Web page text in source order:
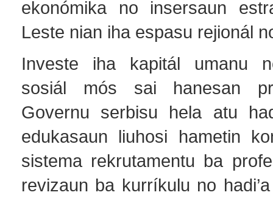
ekonómika no insersaun
Leste nian iha espasu rejionál
Investe iha kapitál umanu
sosiál mós sai hanesan
Governu serbisu hela atu
edukasaun liuhosi hametin
sistema rekrutamentu ba
revizaun ba kurríkulu no